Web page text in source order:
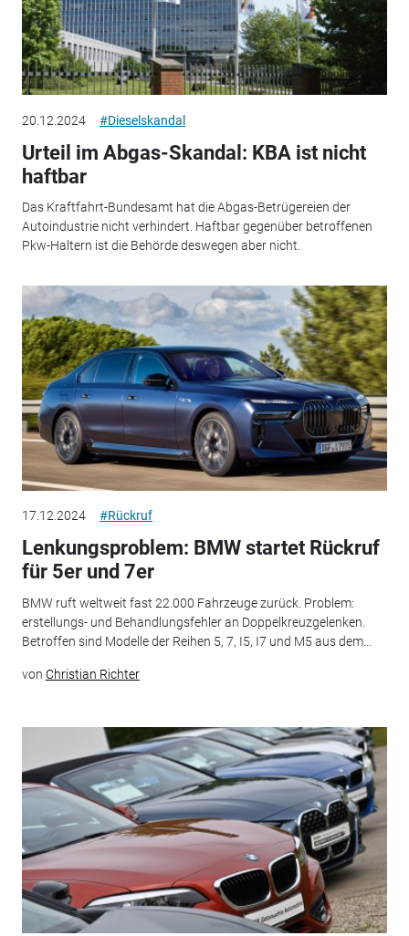
20.12.2024 #Dieselskandal
Urteil im Abgas-Skandal: KBA ist nicht
haftbar
Das Kraftfahrt-Bundesamt hat die Abgas-Betrügereien der
Autoindustrie nicht verhindert. Haftbar gegenüber betroffenen
Pkw-Haltern ist die Behörde deswegen aber nicht.
17.12.2024 #Rückruf
Lenkungsproblem: BMW startet Rückruf
für 5er und 7er
BMW ruft weltweit fast 22.000 Fahrzeuge zurück. Problem:
erstellungs- und Behandlungsfehler an Doppelkreuzgelenken.
Betroffen sind Modelle der Reihen 5, 7, I5, I7 und M5 aus dem...
von Christian Richter